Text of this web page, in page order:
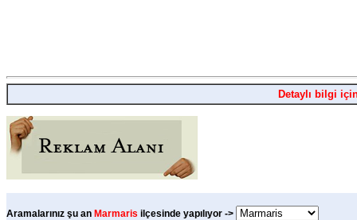
Detaylı bilgi
Aramalarınız şu an Marmaris ilçesinde yapılıyor ->